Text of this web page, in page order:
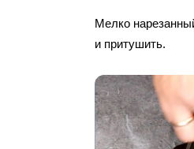
Мелко
и притушить.